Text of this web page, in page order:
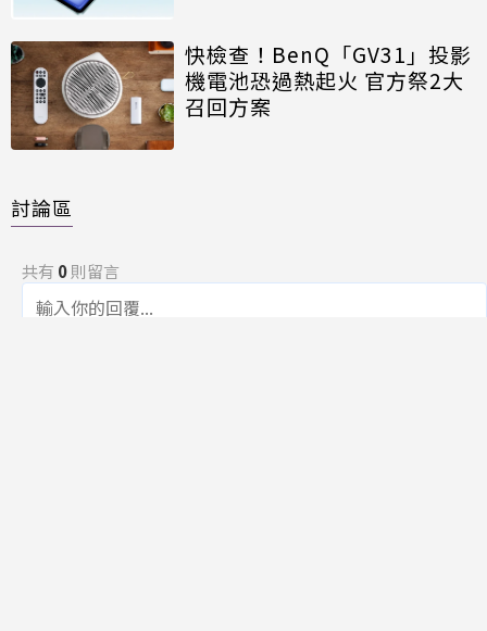
快檢查！BenQ「GV31」投影
機電池恐過熱起火 官方祭2大
召回方案
討論區
共有 0則留言